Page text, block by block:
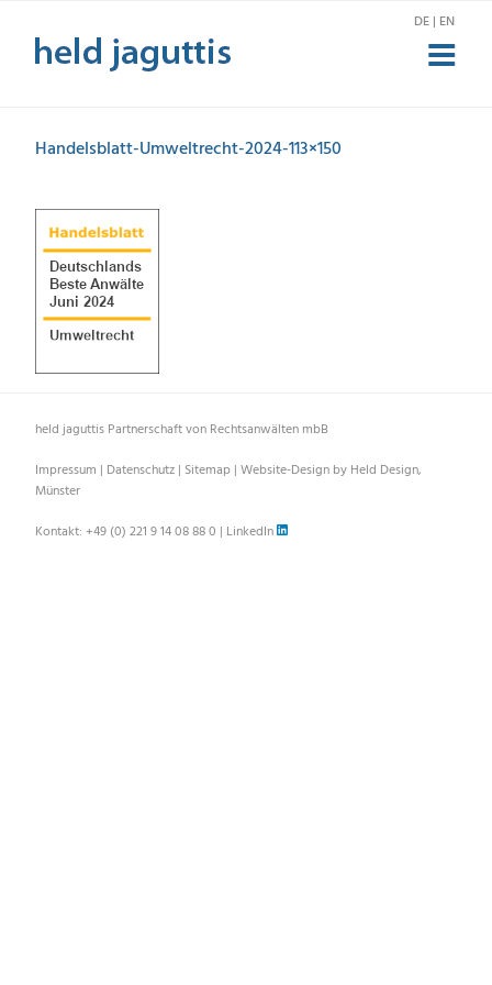
Inhalt
springen
DE | EN
Handelsblatt-Umweltrecht-2024-113×150
held jaguttis Partnerschaft von Rechtsanwälten mbB
Impressum | Datenschutz | Sitemap | Website-Design by Held Design,
Münster
Kontakt: +49 (0) 221 9 14 08 88 0 | LinkedIn